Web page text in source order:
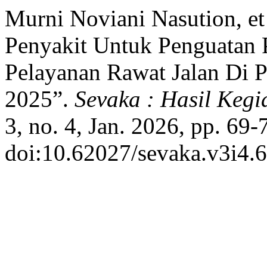
Murni Noviani Nasution, et
Penyakit Untuk Penguatan
Pelayanan Rawat Jalan Di
2025”. Sevaka : Hasil
3, no. 4, Jan. 2026, pp. 69-
doi:10.62027/